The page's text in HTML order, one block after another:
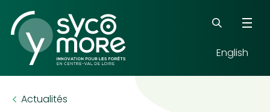
English
Mots-clés
Actualités